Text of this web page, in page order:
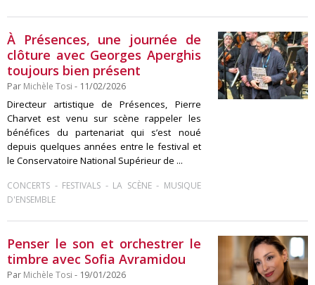
À Présences, une journée de
clôture avec Georges Aperghis
toujours bien présent
Par Michèle Tosi - 11/02/2026
Directeur artistique de Présences, Pierre
Charvet est venu sur scène rappeler les
bénéfices du partenariat qui s’est noué
depuis quelques années entre le festival et
le Conservatoire National Supérieur de ...
CONCERTS - FESTIVALS - LA SCÈNE- MUSIQUE
D'ENSEMBLE
Penser le son et orchestrer le
timbre avec Sofia Avramidou
Par Michèle Tosi - 19/01/2026